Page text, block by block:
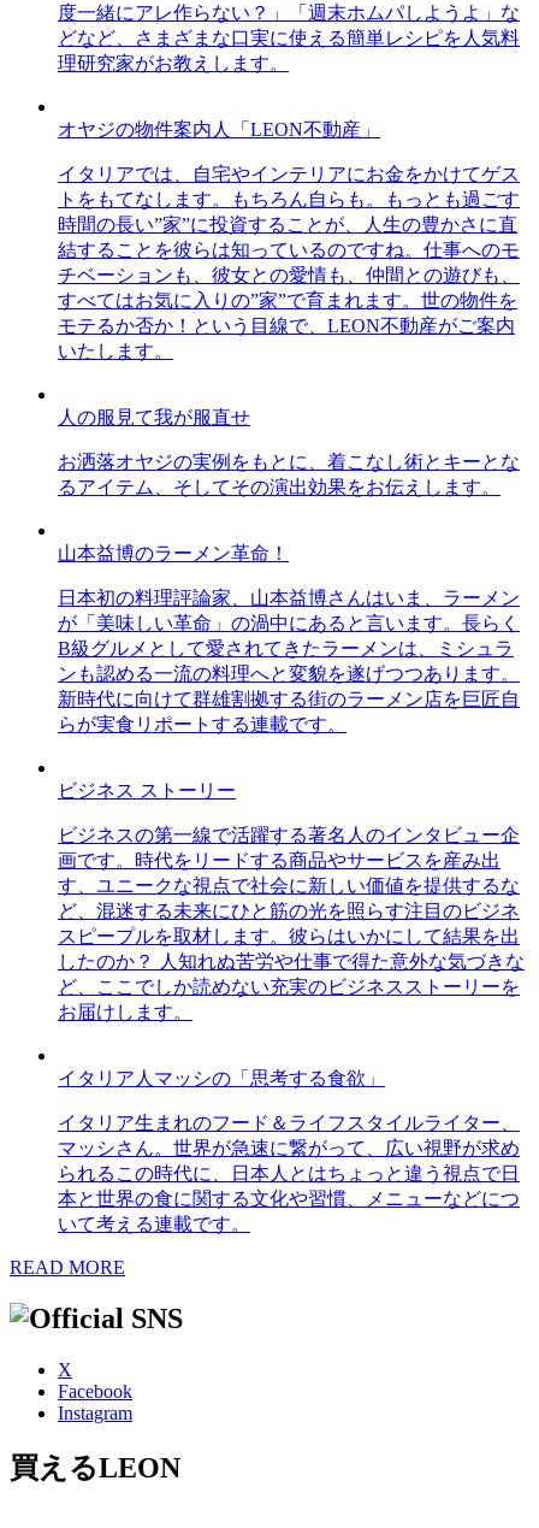
度一緒にアレ作らない？」「週末ホムパしようよ」な
どなど、さまざまな口実に使える簡単レシピを人気料
理研究家がお教えします。
オヤジの物件案内人「LEON不動産」
イタリアでは、自宅やインテリアにお金をかけてゲス
トをもてなします。もちろん自らも。もっとも過ごす
時間の長い”家”に投資することが、人生の豊かさに直
結することを彼らは知っているのですね。仕事へのモ
チベーションも、彼女との愛情も、仲間との遊びも、
すべてはお気に入りの”家”で育まれます。世の物件を
モテるか否か！という目線で、LEON不動産がご案内
いたします。
人の服見て我が服直せ
お洒落オヤジの実例をもとに、着こなし術とキーとな
るアイテム、そしてその演出効果をお伝えします。
山本益博のラーメン革命！
日本初の料理評論家、山本益博さんはいま、ラーメン
が「美味しい革命」の渦中にあると言います。長らく
B級グルメとして愛されてきたラーメンは、ミシュラ
ンも認める一流の料理へと変貌を遂げつつあります。
新時代に向けて群雄割拠する街のラーメン店を巨匠自
らが実食リポートする連載です。
ビジネス ストーリー
ビジネスの第一線で活躍する著名人のインタビュー企
画です。時代をリードする商品やサービスを産み出
す、ユニークな視点で社会に新しい価値を提供するな
ど、混迷する未来にひと筋の光を照らす注目のビジネ
スピープルを取材します。彼らはいかにして結果を出
したのか？ 人知れぬ苦労や仕事で得た意外な気づきな
ど、ここでしか読めない充実のビジネスストーリーを
お届けします。
イタリア人マッシの「思考する食欲」
イタリア生まれのフード＆ライフスタイルライター、
マッシさん。世界が急速に繋がって、広い視野が求め
られるこの時代に、日本人とはちょっと違う視点で日
本と世界の食に関する文化や習慣、メニューなどにつ
いて考える連載です。
READ MORE
X
Facebook
Instagram
買えるLEON